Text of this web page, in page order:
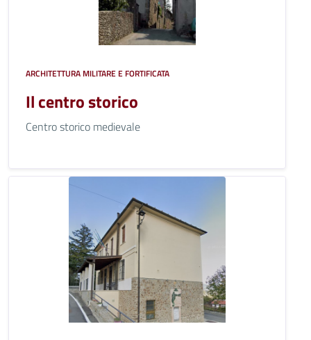
ARCHITETTURA MILITARE E FORTIFICATA
Il centro storico
Centro storico medievale